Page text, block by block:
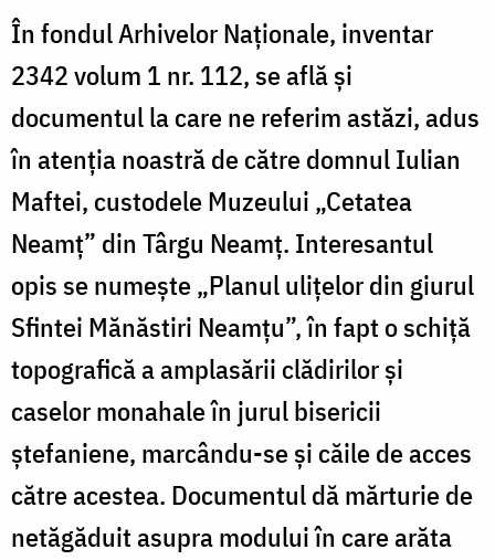
În fondul Arhivelor Naționale, inventar
2342 volum 1 nr. 112, se află și
documentul la care ne referim astăzi, adus
în atenția noastră de către domnul Iulian
Maftei, custodele Muzeului „Cetatea
Neamț” din Târgu Neamț. Interesantul
opis se numește „Planul ulițelor din giurul
Sfintei Mănăstiri Neamțu”, în fapt o schiță
topografică a amplasării clădirilor și
caselor monahale în jurul bisericii
ștefaniene, marcându-se și căile de acces
către acestea. Documentul dă mărturie de
netăgăduit asupra modului în care arăta